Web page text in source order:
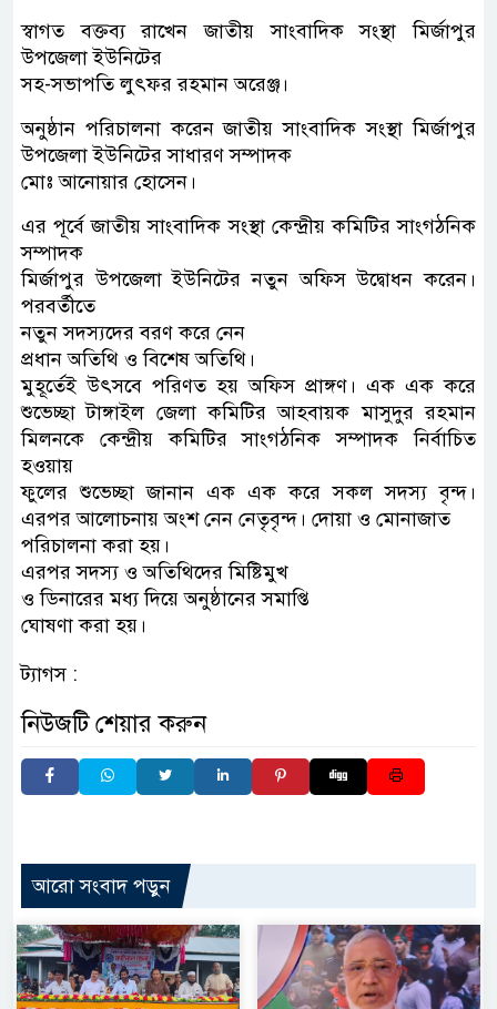
স্বাগত বক্তব্য রাখেন জাতীয় সাংবাদিক সংস্থা মির্জাপুর
উপজেলা ইউনিটের
সহ-সভাপতি লুৎফর রহমান অরেঞ্জ।
অনুষ্ঠান পরিচালনা করেন জাতীয় সাংবাদিক সংস্থা মির্জাপুর
উপজেলা ইউনিটের সাধারণ সম্পাদক
মোঃ আনোয়ার হোসেন।
এর পূর্বে জাতীয় সাংবাদিক সংস্থা কেন্দ্রীয় কমিটির সাংগঠনিক
সম্পাদক
মির্জাপুর উপজেলা ইউনিটের নতুন অফিস উদ্বোধন করেন।
পরবর্তীতে
নতুন সদস্যদের বরণ করে নেন
প্রধান অতিথি ও বিশেষ অতিথি।
মুহূর্তেই উৎসবে পরিণত হয় অফিস প্রাঙ্গণ। এক এক করে
শুভেচ্ছা টাঙ্গাইল জেলা কমিটির আহবায়ক মাসুদুর রহমান
মিলনকে কেন্দ্রীয় কমিটির সাংগঠনিক সম্পাদক নির্বাচিত
হওয়ায়
ফুলের শুভেচ্ছা জানান এক এক করে সকল সদস্য বৃন্দ।
এরপর আলোচনায় অংশ নেন নেতৃবৃন্দ। দোয়া ও মোনাজাত
পরিচালনা করা হয়।
এরপর সদস্য ও অতিথিদের মিষ্টিমুখ
ও ডিনারের মধ্য দিয়ে অনুষ্ঠানের সমাপ্তি
ঘোষণা করা হয়।
ট্যাগস :
নিউজটি শেয়ার করুন
আরো সংবাদ পড়ুন